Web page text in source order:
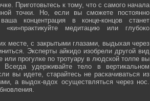
Приготовьтесь к тому, что с самого начала
точки. Но, если вы сможете постоянно
концентрация в конце-концов станет
медитацию или глубоко
месте, с закрытыми глазами, выдыхая через
Эксперты айкидо изобрели другой вид
прогулке по тротуару в людской толпе вы
удерживайте тело в вертикальном
вы идете, старайтесь не раскачиваться из
а выдох-вдох осуществляться через нос.